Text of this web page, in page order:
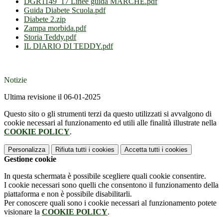
Guida Diabete Scuola.pdf
Diabete 2.zip
Zampa morbida.pdf
Storia Teddy.pdf
IL DIARIO DI TEDDY.pdf
Notizie
Ultima revisione il 06-01-2025
Questo sito o gli strumenti terzi da questo utilizzati si avvalgono di
cookie necessari al funzionamento ed utili alle finalità illustrate nella
COOKIE POLICY.
Personalizza Rifiuta tutti i cookies Accetta tutti i cookies
Gestione cookie
In questa schermata è possibile scegliere quali cookie consentire.
I cookie necessari sono quelli che consentono il funzionamento della
piattaforma e non è possibile disabilitarli.
Per conoscere quali sono i cookie necessari al funzionamento potete
visionare la COOKIE POLICY.